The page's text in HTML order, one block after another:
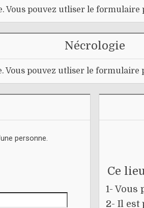
Vous pouvez utliser le formulaire
Nécrologie
Vous pouvez utliser le formulaire
personne.
Ce
1- Vous
2- Il est